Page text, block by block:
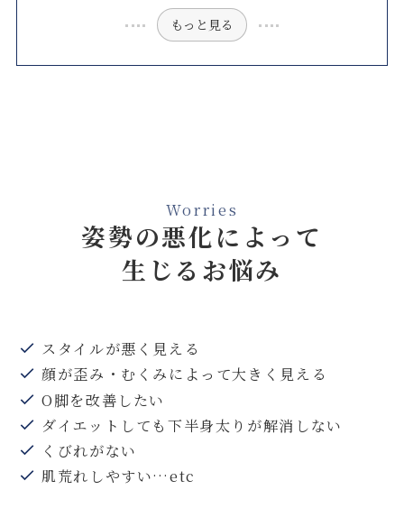
もっと見る
Worries
姿勢の悪化によって
生じるお悩み
スタイルが悪く見える
顔が歪み・むくみによって大きく見える
O脚を改善したい
ダイエットしても下半身太りが解消しない
くびれがない
肌荒れしやすい…etc